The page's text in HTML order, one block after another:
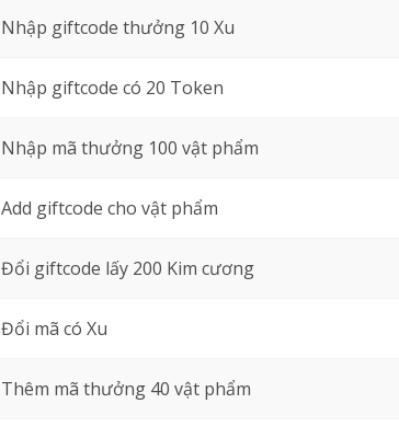
Nhập giftcode thưởng 10 Xu
Nhập giftcode có 20 Token
Nhập mã thưởng 100 vật phẩm
Add giftcode cho vật phẩm
Đổi giftcode lấy 200 Kim cương
Đổi mã có Xu
Thêm mã thưởng 40 vật phẩm